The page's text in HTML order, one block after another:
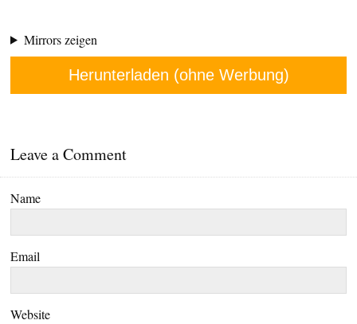
Mirrors zeigen
Herunterladen (ohne Werbung)
Leave a Comment
Name
Email
Website